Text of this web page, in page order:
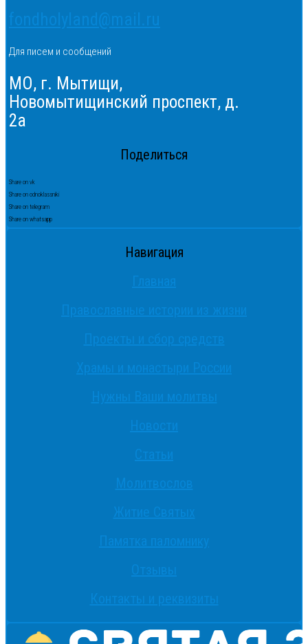
fondholyland@mail.ru
Для писем и сообщений
МО, г. Мытищи,
Новомытищинский проспект, д.
2а
Поделиться
Share on vk
Share on odnoklassniki
Share on telegram
Share on whatsapp
Навигация
Главная
Православные истории из жизни
Проекты и сбор средств
Храмы и монастыри России
Нужны Ваши молитвы
Новости
Статьи
Молитвослов
Житие Святых
Памятка паломнику
Отзывы
Контакты и реквизиты